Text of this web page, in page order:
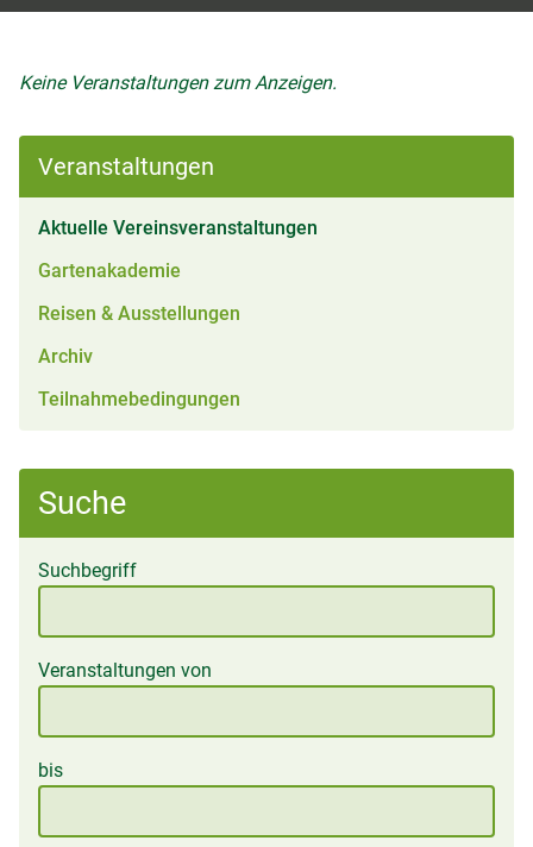
Veranstaltungen
Aktuelle Vereinsveranstaltungen
Gartenakademie
Reisen & Ausstellungen
Archiv
Teilnahmebedingungen
Suche
Suchbegriff
Veranstaltungen von
bis
Keine Veranstaltungen zum Anzeigen.